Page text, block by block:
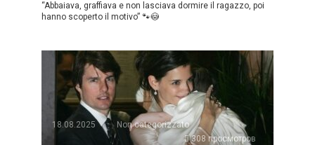
“Abbaiava, graffiava e non lasciava dormire il ragazzo, poi
hanno scoperto il motivo” 🐾😳
18.08.2025
Non categorizzato
308 просмотров